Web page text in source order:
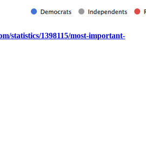
statistics/1398115/most-important-